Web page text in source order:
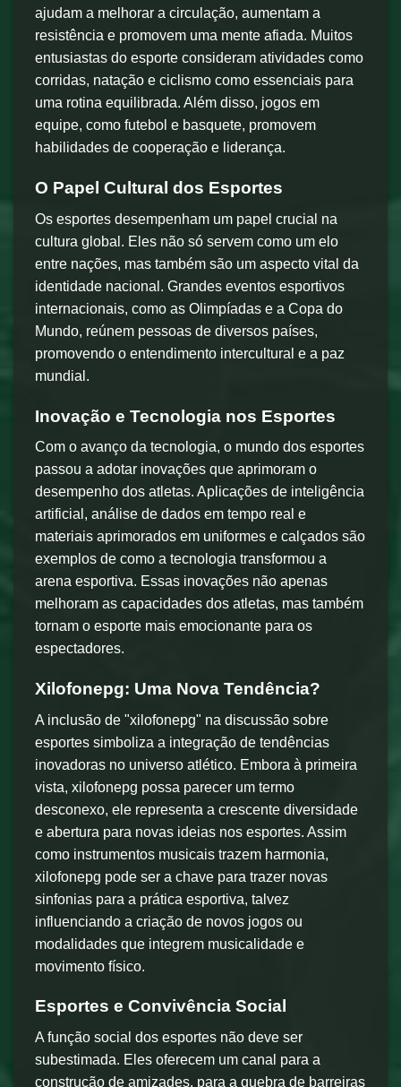
ajudam a melhorar a circulação, aumentam a
resistência e promovem uma mente afiada. Muitos
entusiastas do esporte consideram atividades como
corridas, natação e ciclismo como essenciais para
uma rotina equilibrada. Além disso, jogos em
equipe, como futebol e basquete, promovem
habilidades de cooperação e liderança.
O Papel Cultural dos Esportes
Os esportes desempenham um papel crucial na
cultura global. Eles não só servem como um elo
entre nações, mas também são um aspecto vital da
identidade nacional. Grandes eventos esportivos
internacionais, como as Olimpíadas e a Copa do
Mundo, reúnem pessoas de diversos países,
promovendo o entendimento intercultural e a paz
mundial.
Inovação e Tecnologia nos Esportes
Com o avanço da tecnologia, o mundo dos esportes
passou a adotar inovações que aprimoram o
desempenho dos atletas. Aplicações de inteligência
artificial, análise de dados em tempo real e
materiais aprimorados em uniformes e calçados são
exemplos de como a tecnologia transformou a
arena esportiva. Essas inovações não apenas
melhoram as capacidades dos atletas, mas também
tornam o esporte mais emocionante para os
espectadores.
Xilofonepg: Uma Nova Tendência?
A inclusão de "xilofonepg" na discussão sobre
esportes simboliza a integração de tendências
inovadoras no universo atlético. Embora à primeira
vista, xilofonepg possa parecer um termo
desconexo, ele representa a crescente diversidade
e abertura para novas ideias nos esportes. Assim
como instrumentos musicais trazem harmonia,
xilofonepg pode ser a chave para trazer novas
sinfonias para a prática esportiva, talvez
influenciando a criação de novos jogos ou
modalidades que integrem musicalidade e
movimento físico.
Esportes e Convivência Social
A função social dos esportes não deve ser
subestimada. Eles oferecem um canal para a
construção de amizades, para a quebra de barreiras